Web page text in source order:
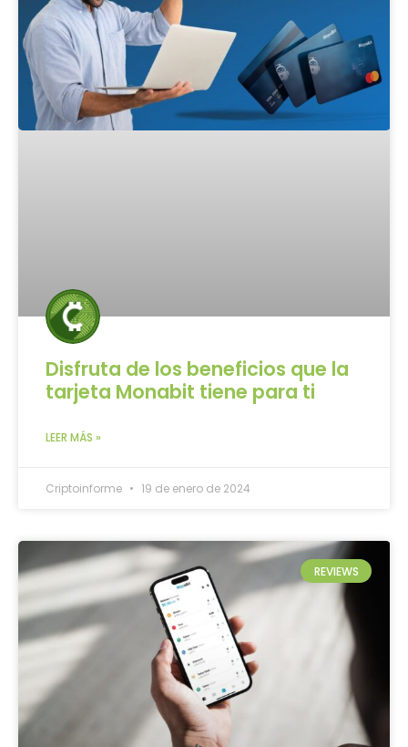
Disfruta de los beneficios que la
tarjeta Monabit tiene para ti
LEER MÁS »
Criptoinforme 19 de enero de 2024
REVIEWS